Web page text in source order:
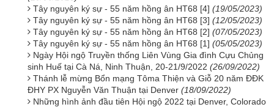
Tây nguyên ký sự - 55 năm hồng ân HT68 [4] (19/05/2023)
Tây nguyên ký sự - 55 năm hồng ân HT68 [3] (12/05/2023)
Tây nguyên ký sự - 55 năm hồng ân HT68 [2] (07/05/2023)
Tây nguyên ký sự - 55 năm hồng ân HT68 [1] (05/05/2023)
Ngày Hội ngộ Truyền thống Liên Vùng Gia đình Cựu Chủng
sinh Huế tại Cà Ná, Ninh Thuận, 20-21/9/2022 (26/09/2022)
Thánh lễ mừng Bổn mạng Tôma Thiện và Giỗ 20 năm ĐĐK
ĐHY PX Nguyễn Văn Thuận tại Denver (18/09/2022)
Những hình ảnh đầu tiên Hội ngộ 2022 tại Denver, Colorado